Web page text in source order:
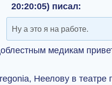
20:20:05) писал:
Ну а это я на работе.
медикам
Неелову в театре